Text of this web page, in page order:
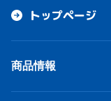
トップページ
商品情報